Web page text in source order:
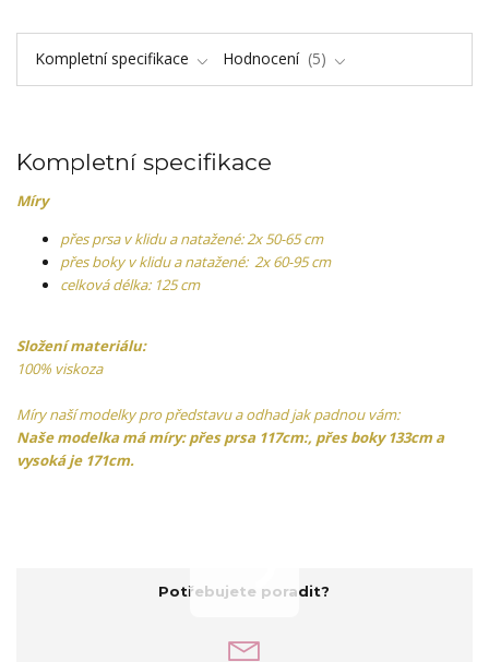
Kompletní specifikace Hodnocení 5
Kompletní specifikace
Míry
přes prsa v klidu a natažené: 2x 50-65 cm
přes boky v klidu a natažené: 2x 60-95 cm
celková délka: 125 cm
Složení materiálu:
100% viskoza
Míry naší modelky pro představu a odhad jak padnou vám:
Naše modelka má míry: přes prsa 117cm:, přes boky 133cm a
vysoká je 171cm.
Potřebujete poradit?